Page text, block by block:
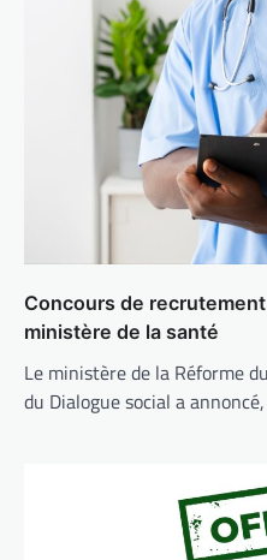
Concours de
ministère de la santé
Le ministère de la Réforme
du Dialogue social a